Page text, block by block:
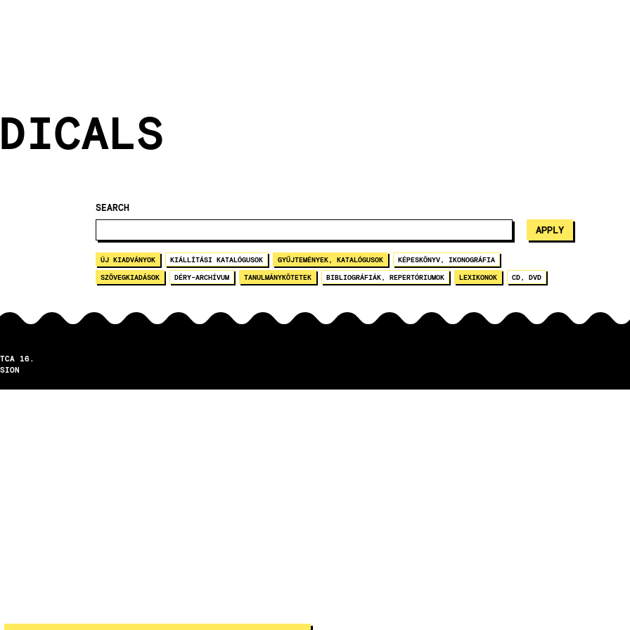
SEARCH
ÚJ KIADVÁNYOK KIÁLLÍTÁSI KATALÓGUSOK GYŰJTEMÉNYEK, KATALÓGUSOK KÉPESKÖNYV, IKONOGRÁFIA
SZÖVEGKIADÁSOK DÉRY-ARCHÍVUM TANULMÁNYKÖTETEK BIBLIOGRÁFIÁK, REPERTÓRIUMOK LEXIKONOK CD, DVD
16.